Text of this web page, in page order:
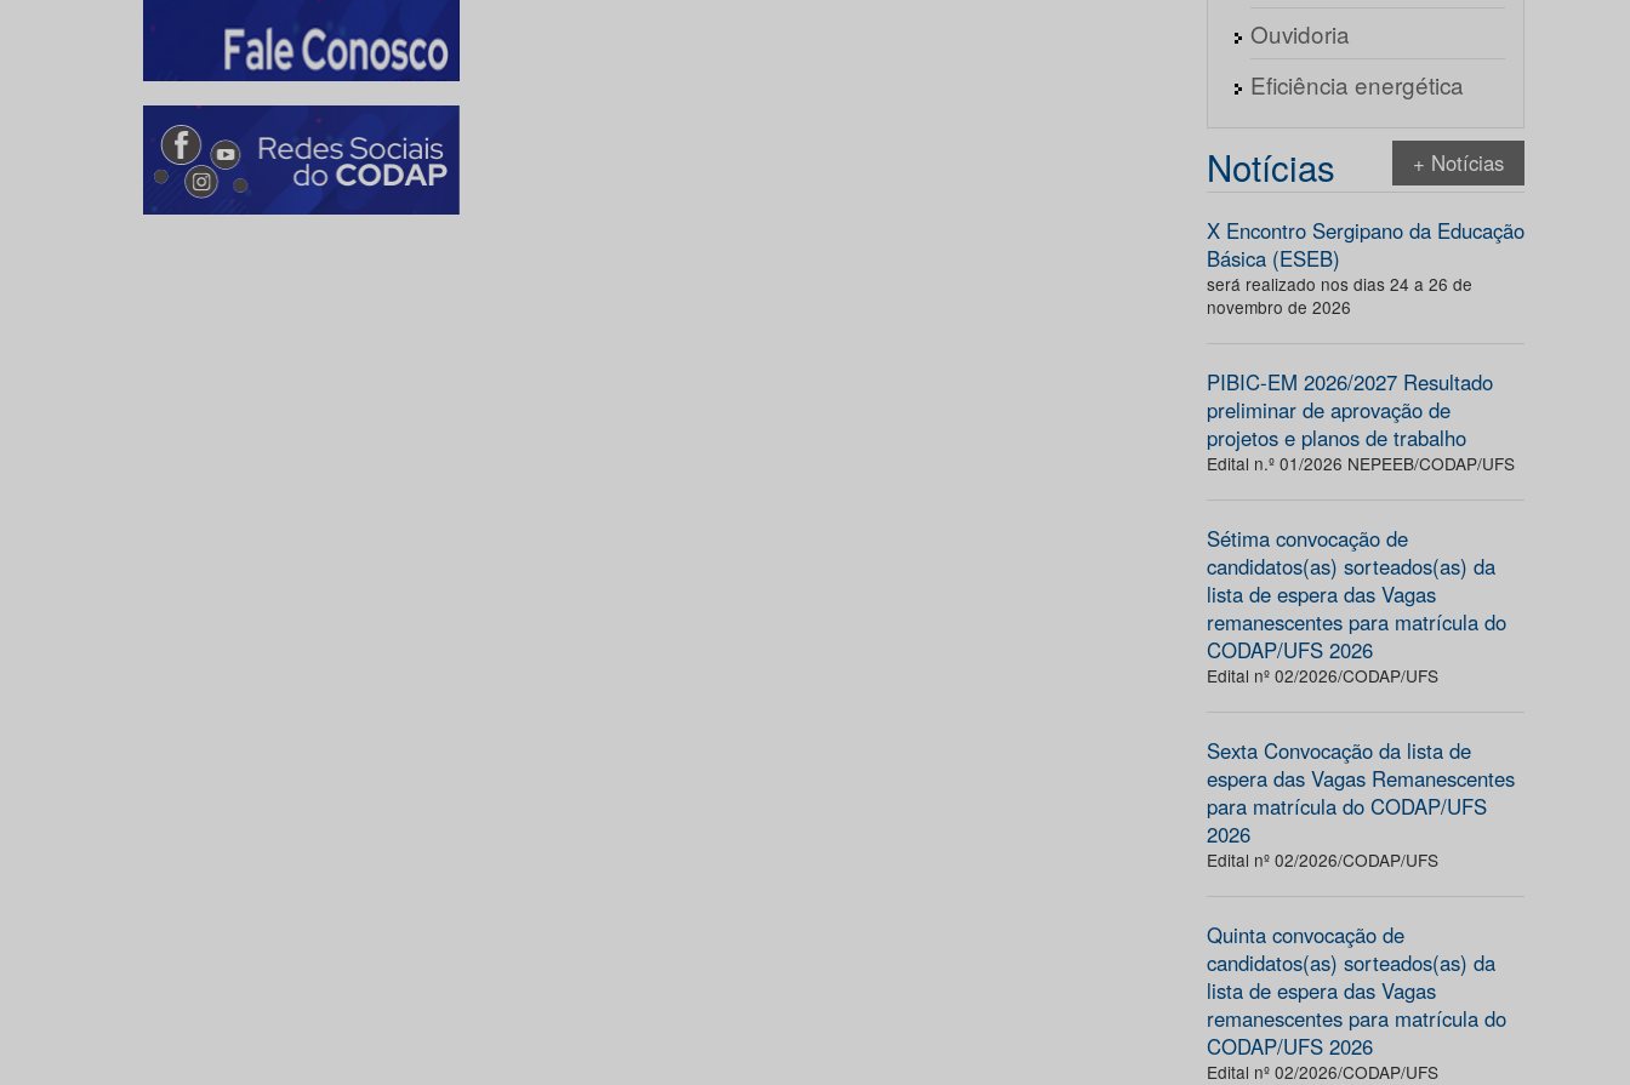
Ouvidoria
Eficiência energética
Notícias + Notícias
X Encontro Sergipano da Educação
Básica (ESEB)
será realizado nos dias 24 a 26 de
novembro de 2026
PIBIC-EM 2026/2027 Resultado
preliminar de aprovação de
projetos e planos de trabalho
Edital n.º 01/2026 NEPEEB/CODAP/UFS
Sétima convocação de
candidatos(as) sorteados(as) da
lista de espera das Vagas
remanescentes para matrícula do
CODAP/UFS 2026
Edital nº 02/2026/CODAP/UFS
Sexta Convocação da lista de
espera das Vagas Remanescentes
para matrícula do CODAP/UFS
2026
Edital nº 02/2026/CODAP/UFS
Quinta convocação de
candidatos(as) sorteados(as) da
lista de espera das Vagas
remanescentes para matrícula do
CODAP/UFS 2026
Edital nº 02/2026/CODAP/UFS